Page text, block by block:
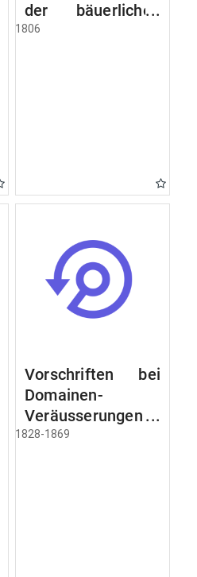
der bäuerlichen
Grundstücke und
1806
Vorschriften bei
Domainen-
Veräusserungen
und
1828-1869